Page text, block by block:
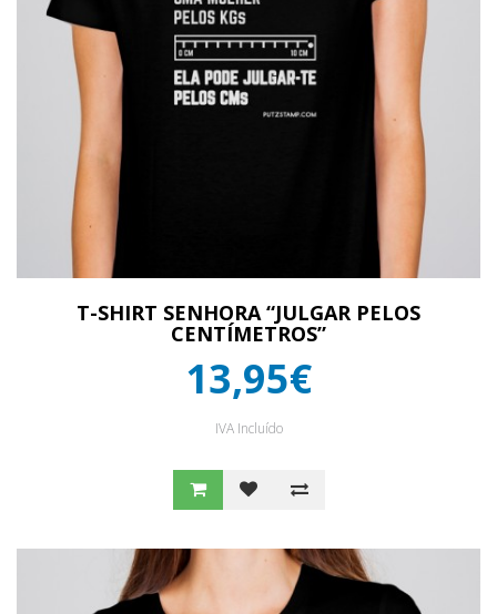
T-SHIRT SENHORA “JULGAR PELOS
CENTÍMETROS”
13,95€
IVA Incluído